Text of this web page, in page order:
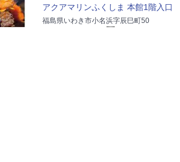
アクアマリンふくしま 本館1階入口
福島県いわき市小名浜字辰巳町50